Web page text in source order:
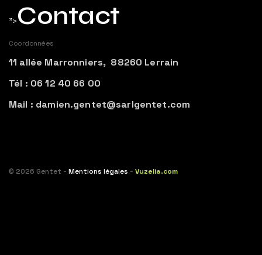
">Contact
Coordonnées
11 allée Marronniers, 88260 Lerrain
Tél : 06 12 40 66 00
Mail : damien.gentet@sarlgentet.com
© 2026 Gentet - Mentions légales - Vuzelia.com